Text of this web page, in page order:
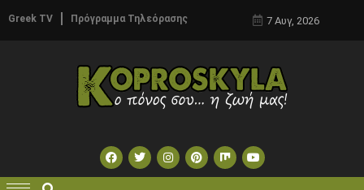
Greek TV Πρόγραμμα Τηλεόρασης 7 Αυγ, 2026